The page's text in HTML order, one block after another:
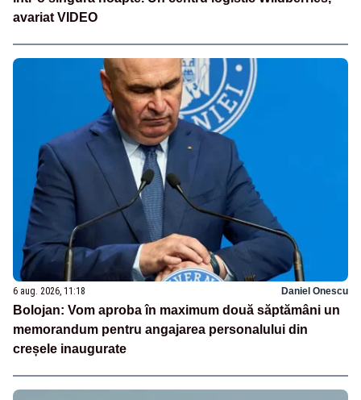
avariat VIDEO
6 aug. 2026, 11:18 Daniel Onescu
Bolojan: Vom aproba în maximum două săptămâni un
memorandum pentru angajarea personalului din
creșele inaugurate